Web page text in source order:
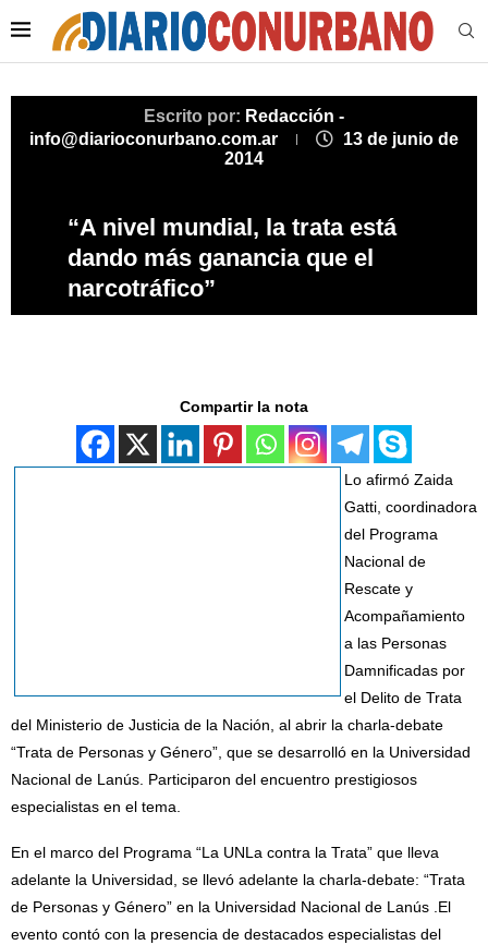
Escrito por: Redacción -
info@diarioconurbano.com.ar
13 de junio de
2014
“A nivel mundial, la trata está
dando más ganancia que el
narcotráfico”
Compartir la nota
Lo afirmó Zaida
Gatti, coordinadora
del Programa
Nacional de
Rescate y
Acompañamiento
a las Personas
Damnificadas por
el Delito de Trata
del Ministerio de Justicia de la Nación, al abrir la charla-debate
“Trata de Personas y Género”, que se desarrolló en la Universidad
Nacional de Lanús. Participaron del encuentro prestigiosos
especialistas en el tema.
En el marco del Programa “La UNLa contra la Trata” que lleva
adelante la Universidad, se llevó adelante la charla-debate: “Trata
de Personas y Género” en la Universidad Nacional de Lanús .El
evento contó con la presencia de destacados especialistas del